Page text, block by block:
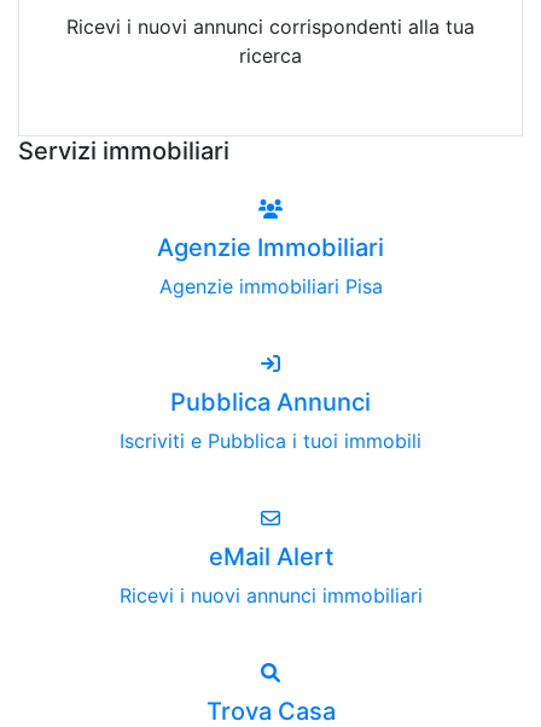
Ricevi i nuovi annunci corrispondenti alla tua
ricerca
Servizi immobiliari
Agenzie Immobiliari
Agenzie immobiliari Pisa
Pubblica Annunci
Iscriviti e Pubblica i tuoi immobili
eMail Alert
Ricevi i nuovi annunci immobiliari
Trova Casa